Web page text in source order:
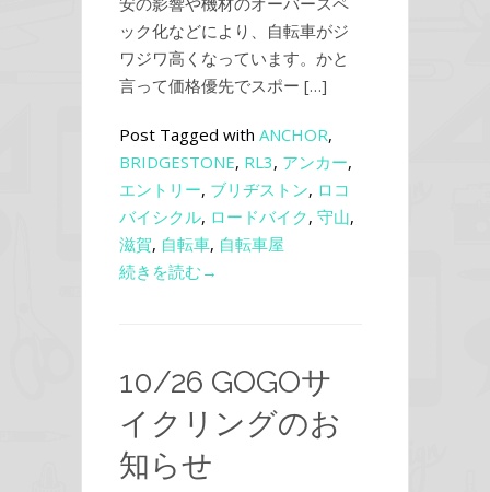
ック化などにより、自転車がジ
ワジワ高くなっています。かと
言って価格優先でスポー […]
Post Tagged with ANCHOR,
BRIDGESTONE, RL3, アンカー,
エントリー, ブリヂストン, ロコ
バイシクル, ロードバイク, 守山,
滋賀, 自転車, 自転車屋
続きを読む→
10/26 GOGOサ
イクリングのお
知らせ